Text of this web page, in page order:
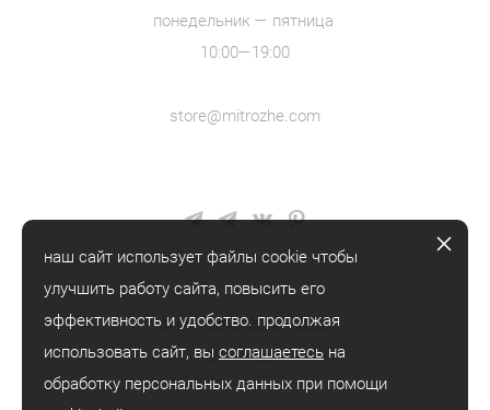
понедельник — пятница
10:00—19:00
store@mitrozhe.com
© mitrozhe, 2018—2026
® mitrozhe
наш сайт использует файлы cookie чтобы
улучшить работу сайта, повысить его
эффективность и удобство. продолжая
использовать сайт, вы соглашаетесь на
обработку персональных данных при помощи